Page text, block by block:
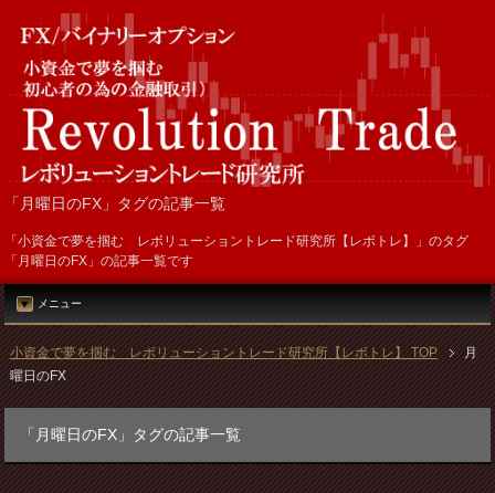
「月曜日のFX」タグの記事一覧
「小資金で夢を掴む レボリューショントレード研究所【レボトレ】」のタグ
「月曜日のFX」の記事一覧です
メニュー
小資金で夢を掴む レボリューショントレード研究所【レボトレ】 TOP
月
曜日のFX
「月曜日のFX」タグの記事一覧